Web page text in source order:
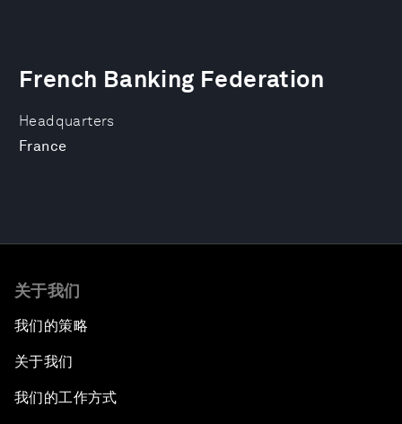
Headquarters
France
French Banking Federation
关于我们
我们的策略
关于我们
我们的工作方式